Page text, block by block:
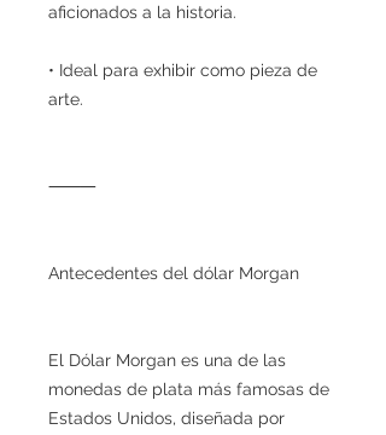
aficionados a la historia.
• Ideal para exhibir como pieza de
arte.
⸻
Antecedentes del dólar Morgan
El Dólar Morgan es una de las
monedas de plata más famosas de
Estados Unidos, diseñada por